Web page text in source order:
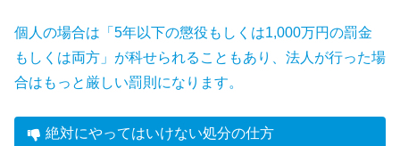
個人の場合は「5年以下の懲役もしくは1,000万円の罰金
もしくは両方」が科せられることもあり、法人が行った場
合はもっと厳しい罰則になります。
絶対にやってはいけない処分の仕方